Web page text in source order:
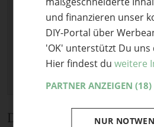
Keine Datei ausgewählt
Bild.
Diskussion
und finanzieren unser
DIY-Portal über
'OK' unterstützt Du uns
Hier findest du weitere
PARTNER ANZEIGEN
NUR